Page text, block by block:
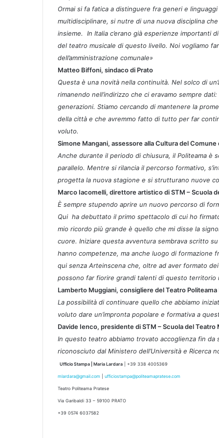
Ormai si fa fatica a distinguere fra generi e
multidisciplinare, si nutre di una nuova disciplina
insieme. In Italia c’erano già esperienze importanti
del teatro musicale di questo livello. Noi vogliamo
dell’amministrazione comunale»
Matteo Biffoni, sindaco di Prato
Questa è una novità nella continuità. Nel solco di
rimanendo nell’indirizzo che ci eravamo sempre
generazioni. Stiamo cercando di mantenere la
della città e che avremmo fatto di tutto per far
voluto.
Simone Mangani, assessore alla Cultura del Comune
Anche durante il periodo di chiusura, il Politeama è
parallelo. Mentre si rilancia il percorso formativo,
progetta la nuova stagione e si strutturano nuove
Marco Iacomelli, direttore artistico di STM – Scuola
È sempre stupendo aprire un nuovo percorso di
Qui ha debuttato il primo spettacolo di cui ho
mio ricordo più grande è quello che mi disse la
cuore. Iniziare questa avventura sembrava scritto
hanno competenze, ma anche luogo di formazione
qui senza Arteinscena che, oltre ad aver formato
possono far fiorire grandi talenti di questo territorio
Lamberto Muggiani, consigliere del Teatro Politeama
La possibilità di continuare quello che abbiamo
voluto dare un’impronta popolare e formativa a
Davide Ienco, presidente di STM – Scuola del Teatro
In questo teatro abbiamo trovato accoglienza fin
riconosciuto dal Ministero dell’Università e Ricerca
Ufficio Stampa | Maria Lardara | +39 338 4005369
mlardara@gmail.com ufficiostampa@politeamapratese.com
Teatro Politeama Pratese
Via Garibaldi 33 – 59100 PRATO
+39 0574 6037582